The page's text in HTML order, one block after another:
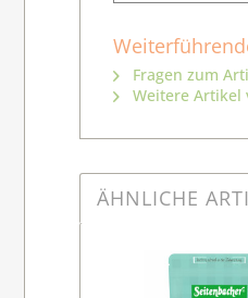
Fragen zum
Weitere Artikel
ÄHNLICHE